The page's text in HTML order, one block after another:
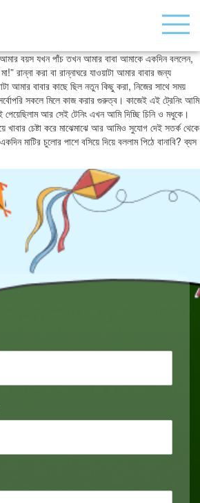
বয়স যখন পাঁচ তখন আমার বাবা আমাকে একদিন বললেন,
রান্না করা বা রান্নাঘরে যাওয়াটা আমার বাবার জন্য
আমার বাবার কাছে ছিল নতুন কিছু করা, নিজের সাথে সময়
সকলে মিলে কাজ করার গুরুত্ব। কাজেই এই ট্রেনিং আমি
আর সেই টেনিং এখন আমি দিচ্ছি চিনি ও মধুকে।
খাবার চেষ্টা করে মাঝেমাঝে আর আমিও সুযোগ দেই সতর্ক থেকে
মাটির চুলোর পাশে বসিয়ে দিয়ে বললাম পিঠে বানাবি? ব্যস